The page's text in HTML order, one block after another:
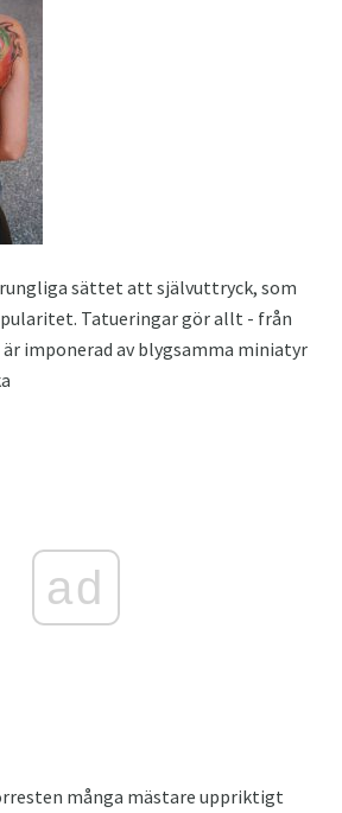
sättet att självuttryck, som
Tatueringar gör allt - från
imponerad av blygsamma miniatyr
ad
många mästare uppriktigt